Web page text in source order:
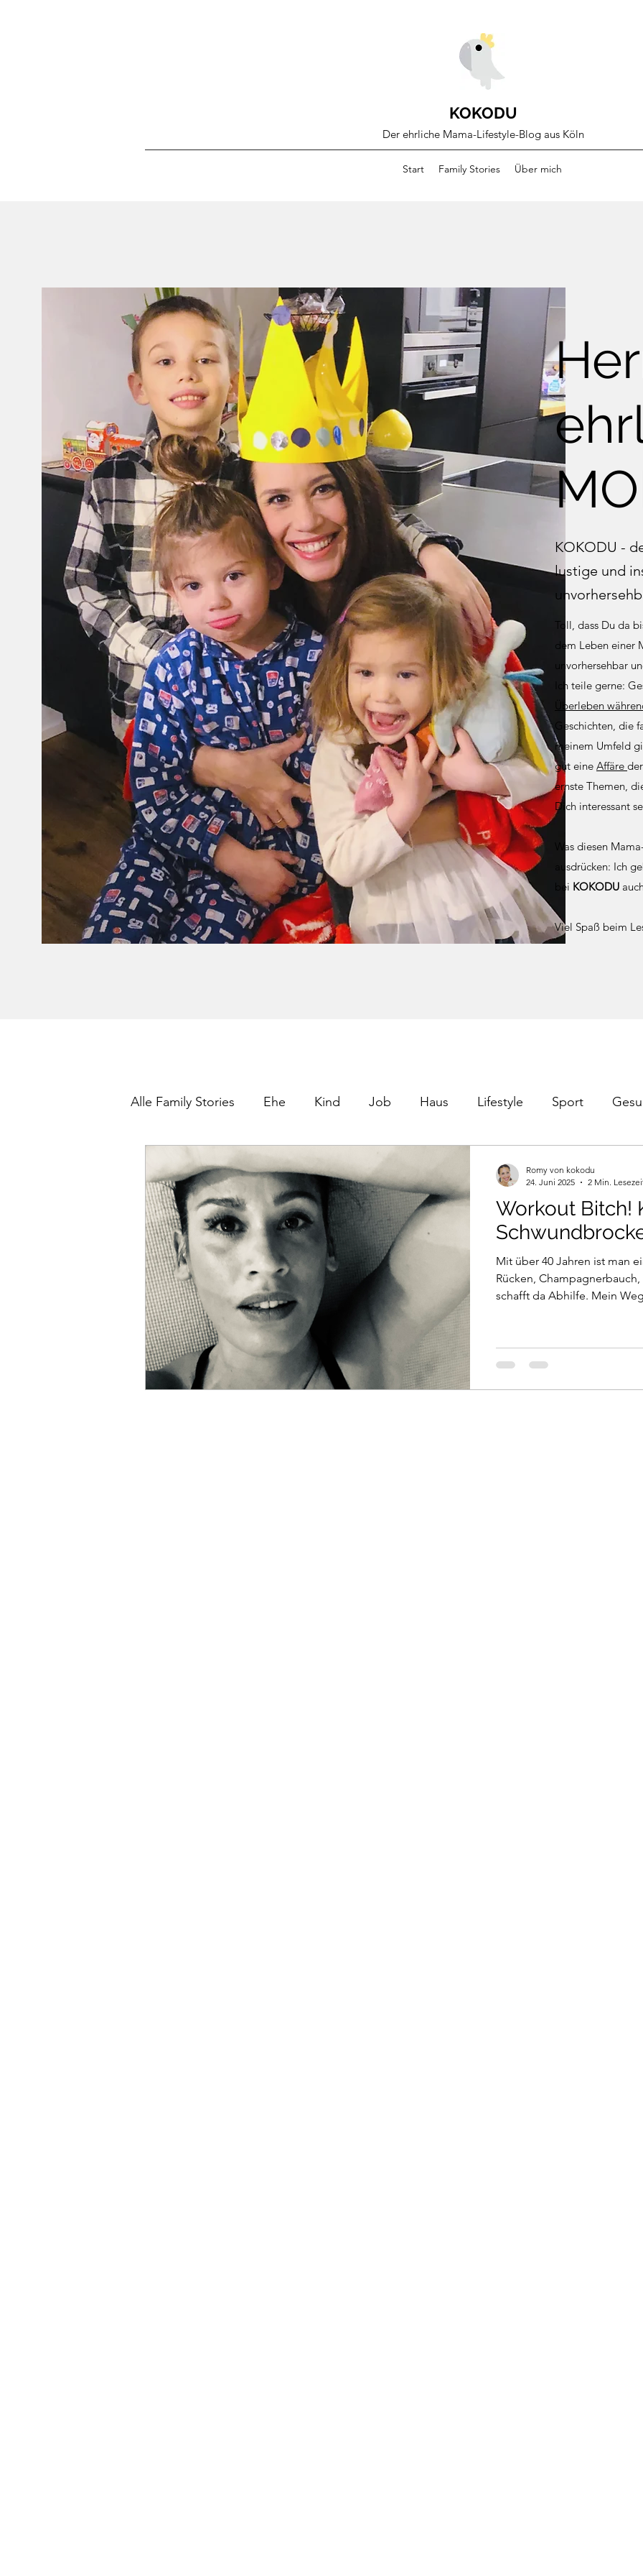
KOKODU
Der ehrliche Mama-Lifestyle-Blog aus Köln
Start Family Stories Über mich
KOKODU -
lustige und
Toll, dass Du da
dem Leben einer
unvorhersehbar
Ich teile gerne:
Überleben
Geschichten, die
meinem Umfeld
gut eine Affäre
ernste Themen,
Dich interessant
Was diesen
ausdrücken: Ich
bei KOKODU
Viel Spaß beim
Alle Family Stories Ehe Kind Job Haus Lifestyle Sport
Gewinnspiel
Workout Bitch!
Mit über 40 Jahren ist man
Rücken,
schafft da Abhilfe. Mein
Romy von kokodu
24. Juni 2025
2 Min.